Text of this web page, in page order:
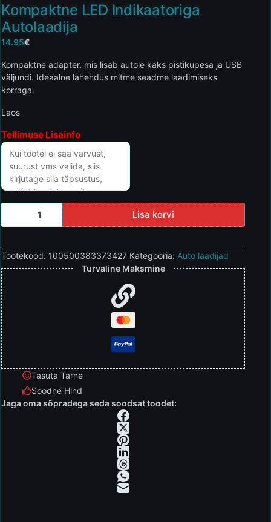
Kompaktne LED Indikaatoriga
Autolaadija
14.95€
Kompaktne adapter, mis lisab autole kaks pistikupesa ja USB
väljundi. Ideaalne lahendus mitme seadme laadimiseks
korraga.
Laos
Tellimuse Lisainfo
Lisa korvi
Tootekood: 100500383373427 Kategooria: Auto laadijad
Turvaline Maksmine
Tasuta Tarne
Soodne Hind
Jaga oma sõpradega seda soodsat toodet: